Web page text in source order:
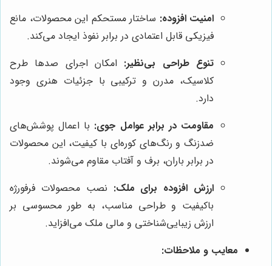
امنیت افزوده: ساختار مستحکم این محصولات، مانع
فیزیکی قابل اعتمادی در برابر نفوذ ایجاد می‌کند.
تنوع طراحی بی‌نظیر: امکان اجرای صدها طرح
کلاسیک، مدرن و ترکیبی با جزئیات هنری وجود
دارد.
مقاومت در برابر عوامل جوی: با اعمال پوشش‌های
ضدزنگ و رنگ‌های کوره‌ای با کیفیت، این محصولات
در برابر باران، برف و آفتاب مقاوم می‌شوند.
ارزش افزوده برای ملک: نصب محصولات فرفورژه
باکیفیت و طراحی مناسب، به طور محسوسی بر
ارزش زیبایی‌شناختی و مالی ملک می‌افزاید.
معایب و ملاحظات: